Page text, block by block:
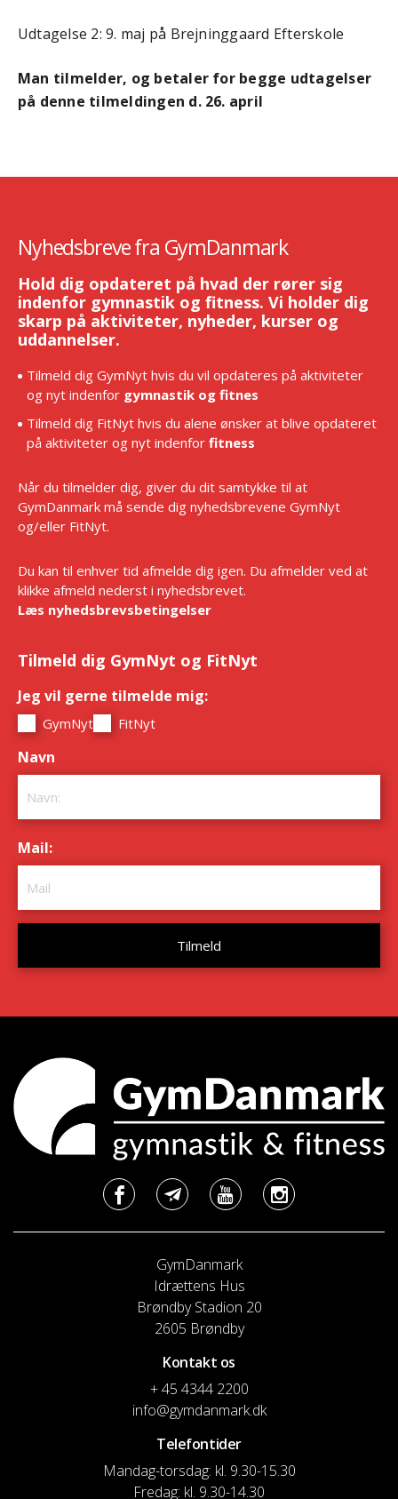
Udtagelse 2: 9. maj på Brejninggaard Efterskole
Man tilmelder, og betaler for begge udtagelser
på denne tilmeldingen d. 26. april
Nyhedsbreve fra GymDanmark
Hold dig opdateret på hvad der rører sig
indenfor gymnastik og fitness. Vi holder dig
skarp på aktiviteter, nyheder, kurser og
uddannelser.
Tilmeld dig GymNyt hvis du vil opdateres på aktiviteter
og nyt indenfor gymnastik og fitnes
Tilmeld dig FitNyt hvis du alene ønsker at blive opdateret
på aktiviteter og nyt indenfor fitness
Når du tilmelder dig, giver du dit samtykke til at
GymDanmark må sende dig nyhedsbrevene GymNyt
og/eller FitNyt.
Du kan til enhver tid afmelde dig igen. Du afmelder ved at
klikke afmeld nederst i nyhedsbrevet.
Læs nyhedsbrevsbetingelser
Tilmeld dig GymNyt og FitNyt
Jeg vil gerne tilmelde mig:
GymNyt FitNyt
Navn
Mail:
GymDanmark
Idrættens Hus
Brøndby Stadion 20
2605 Brøndby
Kontakt os
+ 45 4344 2200
info@gymdanmark.dk
Telefontider
Mandag-torsdag: kl. 9.30-15.30
Fredag: kl. 9.30-14.30